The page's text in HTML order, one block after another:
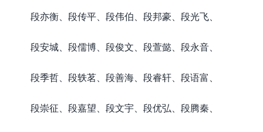
段亦衡、段传平、段伟伯、段邦豪、段光飞、
段安城、段儒博、段俊文、段萱懿、段永音、
段季哲、段轶茗、段善海、段睿轩、段语富、
段崇征、段嘉望、段文宇、段优弘、段腾秦、